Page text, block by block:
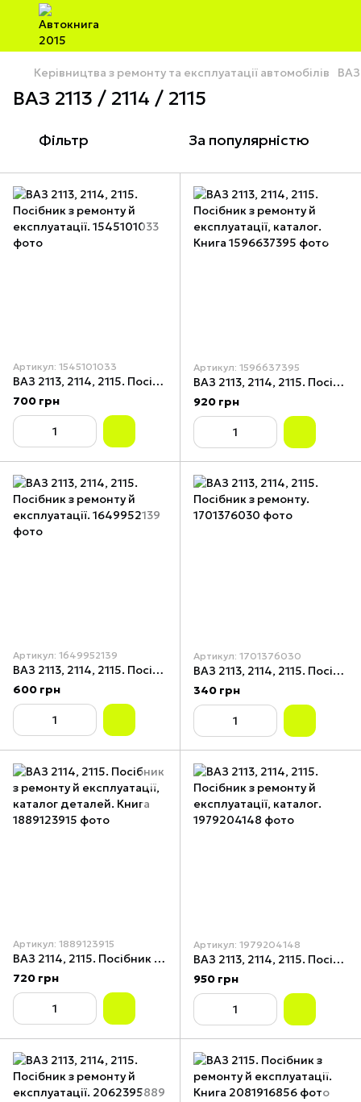
Керівництва з ремонту та експлуатації автомобілів ВАЗ
ВАЗ 2113 / 2114 / 2115
Фільтр За популярністю
Артикул: 1545101033
ВАЗ 2113, 2114, 2115. Посібник з ремонту й експлуатації.
700 грн
Артикул: 1596637395
ВАЗ 2113, 2114, 2115. Посібник з ремонту й експлуатації, каталог. Книга
920 грн
Артикул: 1649952139
ВАЗ 2113, 2114, 2115. Посібник з ремонту й експлуатації.
600 грн
Артикул: 1701376030
ВАЗ 2113, 2114, 2115. Посібник з ремонту.
340 грн
Артикул: 1889123915
ВАЗ 2114, 2115. Посібник з ремонту й експлуатації, каталог деталей. Книга
720 грн
Артикул: 1979204148
ВАЗ 2113, 2114, 2115. Посібник з ремонту й експлуатації, каталог.
950 грн